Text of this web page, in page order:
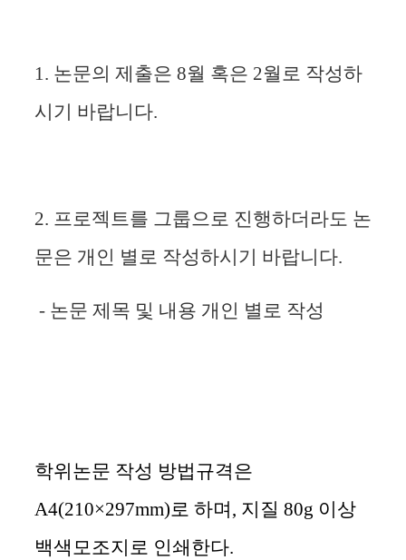
1. 논문의 제출은 8월 혹은 2월로 작성하
시기 바랍니다.
2. 프로젝트를 그룹으로 진행하더라도 논
문은 개인 별로 작성하시기 바랍니다.
- 논문 제목 및 내용 개인 별로 작성
학위논문 작성 방법규격은
A4(210×297mm)로 하며, 지질 80g 이상
백색모조지로 인쇄한다.